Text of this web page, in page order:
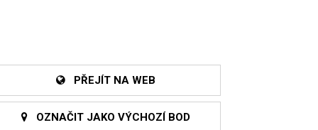
PŘEJÍT NA WEB
OZNAČIT JAKO VÝCHOZÍ BOD